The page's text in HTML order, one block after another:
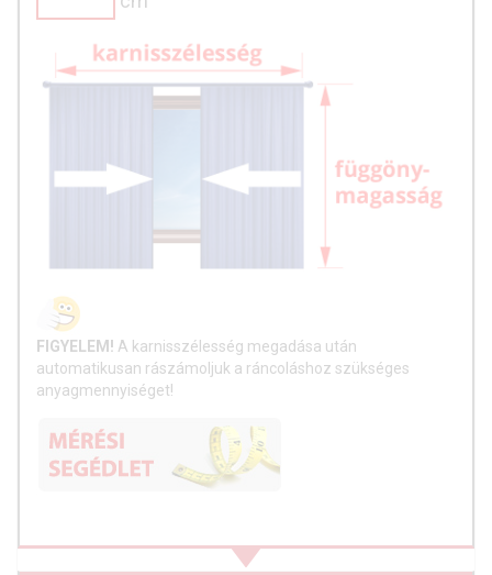
FIGYELEM! A karnisszélesség megadása után
automatikusan rászámoljuk a ráncoláshoz szükséges
anyagmennyiséget!